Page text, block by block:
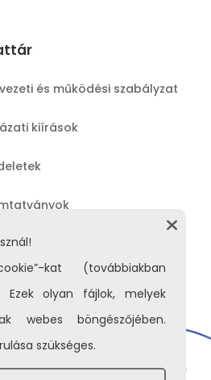
kat (továbbiakban
Ezek olyan fájlok, melyek
webes böngészőjében.
szükséges.
és működési szabályzat
kiírások
adatok